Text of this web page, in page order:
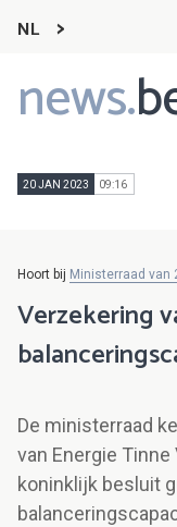
NL
news.
Main
navigation
20 JAN 2023 09:16
Hoort bij Ministerraad van
Verzekering
De ministerraad
van Energie
koninklijk besluit